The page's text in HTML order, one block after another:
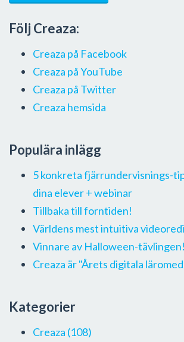
Följ Creaza:
Creaza på Facebook
Creaza på YouTube
Creaza på Twitter
Creaza hemsida
Populära inlägg
5 konkreta fjärrundervisnings-
dina elever + webinar
Tillbaka till forntiden!
Världens mest intuitiva
Vinnare av Halloween-tävlingen!
Creaza är "Årets digitala
Kategorier
Creaza (108)